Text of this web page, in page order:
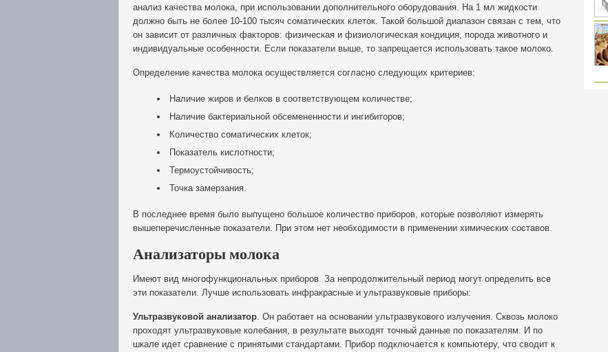
анализ качества молока, при использовании дополнительного оборудования. На 1 мл жидкости
должно быть не более 10-100 тысяч соматических клеток. Такой большой диапазон связан с тем, что
он зависит от различных факторов: физическая и физиологическая кондиция, порода животного и
индивидуальные особенности. Если показатели выше, то запрещается использовать такое молоко.
Определение качества молока осуществляется согласно следующих критериев:
Наличие жиров и белков в соответствующем количестве;
Наличие бактериальной обсемененности и ингибиторов;
Количество соматических клеток;
Показатель кислотности;
Термоустойчивость;
Точка замерзания.
В последнее время было выпущено большое количество приборов, которые позволяют измерять
вышеперечисленные показатели. При этом нет необходимости в применении химических составов.
Анализаторы молока
Имеют вид многофункциональных приборов. За непродолжительный период могут определить все
эти показатели. Лучше использовать инфракрасные и ультразвуковые приборы:
Ультразвуковой анализатор. Он работает на основании ультразвукового излучения. Сквозь молоко
проходят ультразвуковые колебания, в результате выходят точный данные по показателям. И по
шкале идет сравнение с принятыми стандартами. Прибор подключается к компьютеру, что сводит к